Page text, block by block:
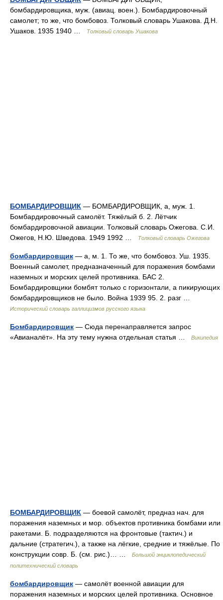
бомбардировщика, муж. (авиац. воен.). Бомбардировочный
самолет; то же, что бомбовоз. Толковый словарь Ушакова. Д.Н.
Ушаков. 1935 1940 …
Толковый словарь Ушакова
БОМБАРДИРОВЩИК — БОМБАРДИРОВЩИК, а, муж. 1.
Бомбардировочный самолёт. Тяжёлый б. 2. Лётчик
бомбардировочной авиации. Толковый словарь Ожегова. С.И.
Ожегов, Н.Ю. Шведова. 1949 1992 …
Толковый словарь Ожегова
бомбардировщик — а, м. 1. То же, что бомбовоз. Уш. 1935.
Военный самолет, предназначенный для поражения бомбами
наземных и морских целей противника. БАС 2.
Бомбардировщики бомбят только с горизонтали, а пикирующих
бомбардировщиков не было. Война 1939 95. 2. разг …
Исторический словарь галлицизмов русского языка
Бомбардировщик — Сюда перенаправляется запрос
«Авианалёт». На эту тему нужна отдельная статья …
Википедия
БОМБАРДИРОВЩИК — боевой самолёт, предназ нач. для
поражения наземных и мор. объектов противника бомбами или
ракетами. Б. подразделяются на фронтовые (тактич.) и
дальние (стратегич.), а также на лёгкие, средние и тяжёлые. По
конструкции совр. Б. (см. рис.)… …
Большой энциклопедический
политехнический словарь
бомбардировщик — самолёт военной авиации для
поражения наземных и морских целей противника. Основное